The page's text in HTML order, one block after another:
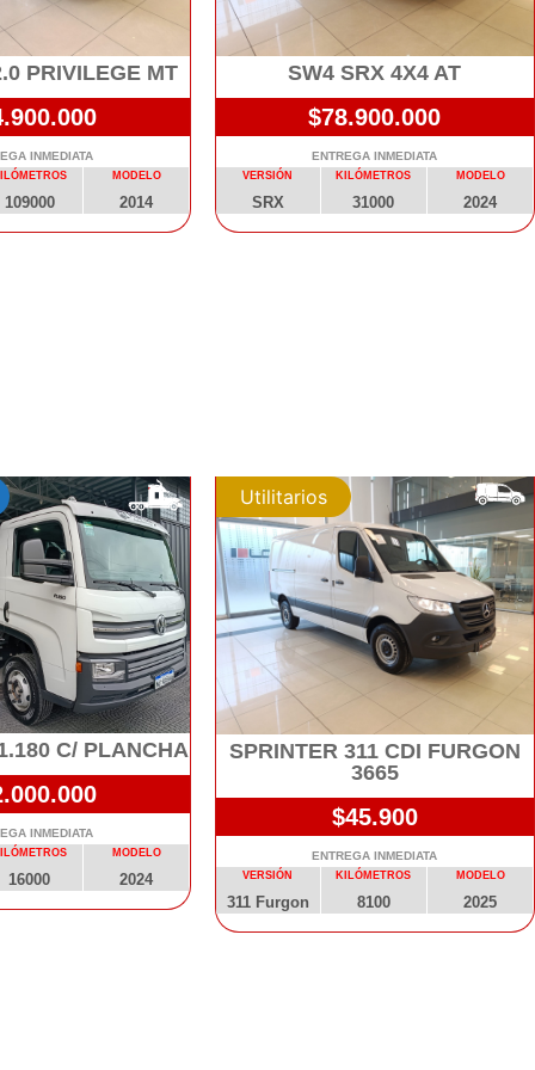
PRIVILEGE MT
INMEDIATA
109000
MODELO
2014
SW4 SRX 4X4 AT
$78.900.000
ENTREGA INMEDIATA
VERSIÓN
SRX
KILÓMETROS
31000
MODELO
2024
C/ PLANCHA
INMEDIATA
16000
MODELO
2024
Utilitarios
SPRINTER 311 CDI FURGON
3665
$45.900
ENTREGA INMEDIATA
VERSIÓN
311 Furgon
KILÓMETROS
8100
MODELO
2025